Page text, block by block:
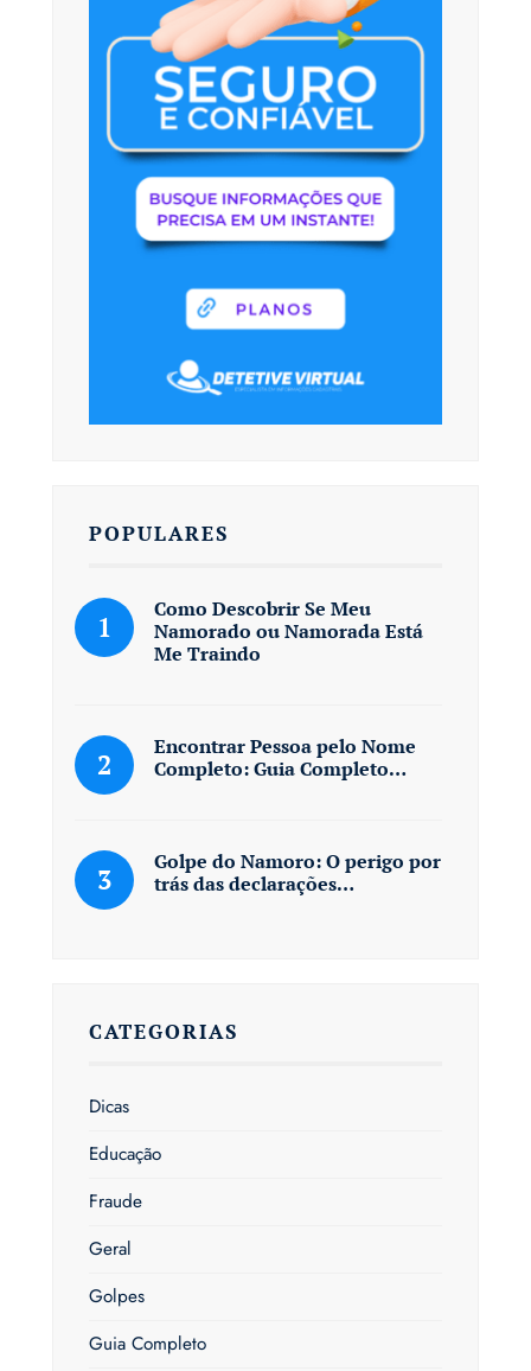
POPULARES
Como Descobrir Se Meu
Namorado ou Namorada Está
Me Traindo
Encontrar Pessoa pelo Nome
Completo: Guia Completo…
Golpe do Namoro: O perigo por
trás das declarações…
CATEGORIAS
Dicas
Educação
Fraude
Geral
Golpes
Guia Completo